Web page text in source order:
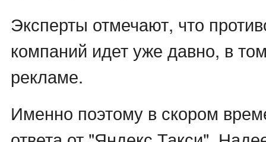
Эксперты отмечают, что
компаний идет уже давно, в
рекламе.
Именно поэтому в скором